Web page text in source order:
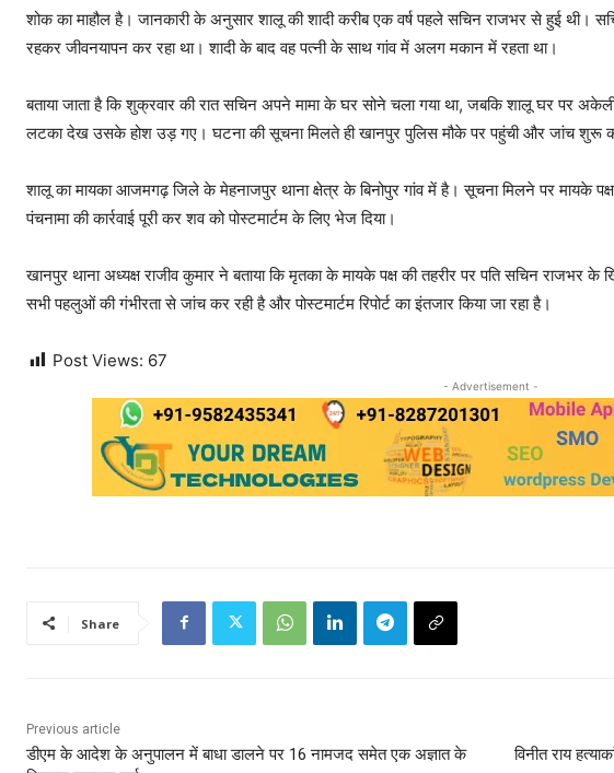
शोक का माहौल है। जानकारी के अनुसार शालू की शादी करीब एक वर्ष पहले सचिन राजभर से हुई थी।
रहकर जीवनयापन कर रहा था। शादी के बाद वह पत्नी के साथ गांव में अलग मकान में रहता था।
बताया जाता है कि शुक्रवार की रात सचिन अपने मामा के घर सोने चला गया था, जबकि शालू घर पर
लटका देख उसके होश उड़ गए। घटना की सूचना मिलते ही खानपुर पुलिस मौके पर पहुंची और जांच शुरू
शालू का मायका आजमगढ़ जिले के मेहनाजपुर थाना क्षेत्र के बिनोपुर गांव में है। सूचना मिलने पर मायके
पंचनामा की कार्रवाई पूरी कर शव को पोस्टमार्टम के लिए भेज दिया।
खानपुर थाना अध्यक्ष राजीव कुमार ने बताया कि मृतका के मायके पक्ष की तहरीर पर पति सचिन राजभर
सभी पहलुओं की गंभीरता से जांच कर रही है और पोस्टमार्टम रिपोर्ट का इंतजार किया जा रहा है।
Post Views: 67
- Advertisement -
Share
Previous article
डीएम के आदेश के अनुपालन में बाधा डालने पर 16 नामजद समेत एक अज्ञात के
विनीत राय